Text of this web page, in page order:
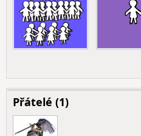
Přátelé (1)